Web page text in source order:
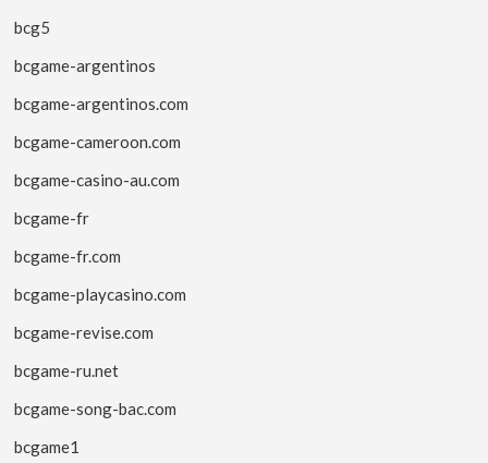
bcg5
bcgame-argentinos
bcgame-argentinos.com
bcgame-cameroon.com
bcgame-casino-au.com
bcgame-fr
bcgame-fr.com
bcgame-playcasino.com
bcgame-revise.com
bcgame-ru.net
bcgame-song-bac.com
bcgame1